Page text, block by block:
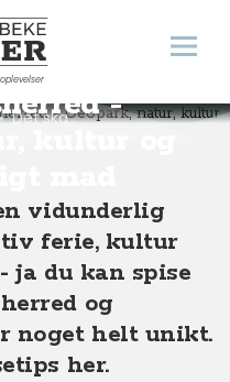
Rejser Åbn
på
-
kultur og
Det skal du opleve på ferie i Odsherred - Geopark, natur, kultur og vidunderligt mad
vidunderlig
ferie, kultur
ja du kan spise
og
noget helt unikt.
her.